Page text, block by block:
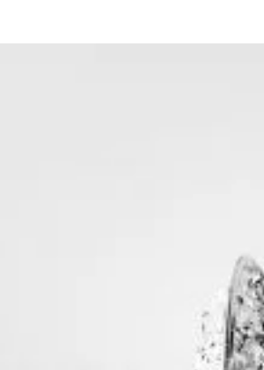
Jakie naprawy wykonuje mechanik